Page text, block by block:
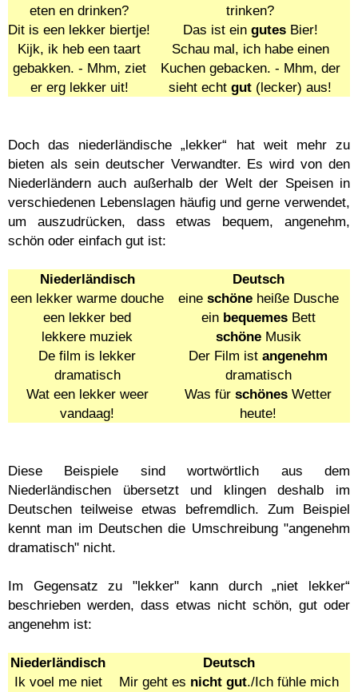
eten en drinken?
trinken?
Dit is een lekker biertje!
Das ist ein gutesBier!
Kijk, ik heb een taart
gebakken. - Mhm, ziet
er erg lekker uit!
Schau mal, ich habe einen
Kuchen gebacken. - Mhm, der
sieht echt gut (lecker) aus!
Doch das niederländische „lekker“ hat weit mehr zu
bieten als sein deutscher Verwandter. Es wird von den
Niederländern auch außerhalb der Welt der Speisen in
verschiedenen Lebenslagen häufig und gerne verwendet,
um auszudrücken, dass etwas bequem, angenehm,
schön oder einfach gut ist:
Niederländisch
Deutsch
een lekker warme douche
eine schöneheiße Dusche
een lekker bed
ein bequemesBett
lekkere muziek
schöneMusik
De film is lekker
dramatisch
Der Film ist angenehm
dramatisch
Wat een lekker weer
vandaag!
Was für schönes Wetter
heute!
Diese Beispiele sind wortwörtlich aus dem
Niederländischen übersetzt und klingen deshalb im
Deutschen teilweise etwas befremdlich. Zum Beispiel
kennt man im Deutschen die Umschreibung "angenehm
dramatisch" nicht.
Im Gegensatz zu "lekker" kann durch „niet lekker“
beschrieben werden, dass etwas nicht schön, gut oder
angenehm ist:
Niederländisch
Deutsch
Ik voel me niet
Mir geht es nicht gut./Ich fühle mich